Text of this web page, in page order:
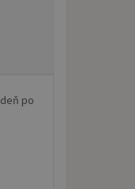
po